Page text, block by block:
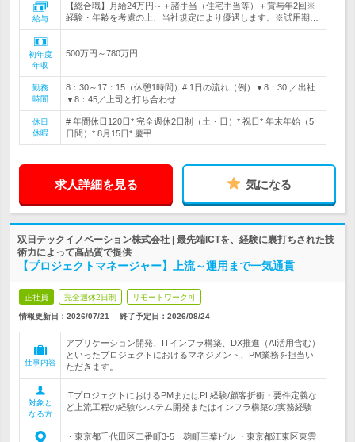
給与
【総合職】月給24万円～＋諸手当（住宅手当等）＋賞与年2回※
経験・年齢を考慮の上、当社規定により優遇します。※試用期…
初年度
年収
500万円～780万円
勤務
時間
8：30～17：15（休憩1時間）# 1日の流れ（例）▼8：30 ／出社
▼8：45／上司と打ち合わせ…
休日
休暇
# 年間休日120日* 完全週休2日制（土・日）* 祝日* 年末年始（5
日間）* 8月15日* 慶弔…
求人詳細を見る 気になる
双日テックイノベーション株式会社 | 最先端ICTを、経験に裏打ちされた技
術力によって高品質で提供
【プロジェクトマネージャー】上流～運用まで一気通貫
正社員 完全週休2日制 リモートワーク可
情報更新日：2026/07/21 終了予定日： 2026/08/24
仕事内容
アプリケーション開発、ITインフラ構築、DX推進（AI活用含む）
といったプロジェクトにおけるマネジメント、PM業務を担当い
ただきます。
対象と
なる方
ITプロジェクトにおけるPMまたはPL経験/顧客折衝・要件定義な
ど上流工程の経験/システム開発またはインフラ構築の実務経験
・東京都千代田区二番町3-5 麹町三葉ビル ・東京都江東区東雲